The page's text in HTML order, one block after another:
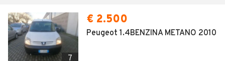
7
€ 2.500
Peugeot 1.4BENZINA METANO 2010